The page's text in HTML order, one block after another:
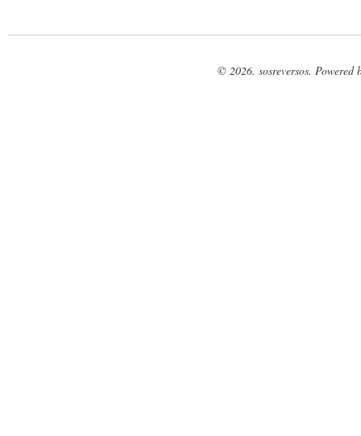
© 2026. sosreversos. Powered